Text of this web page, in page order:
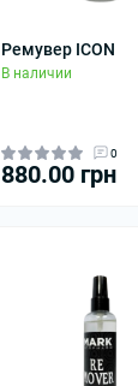
Ремувер ICON
В наличии
0
880.00 грн